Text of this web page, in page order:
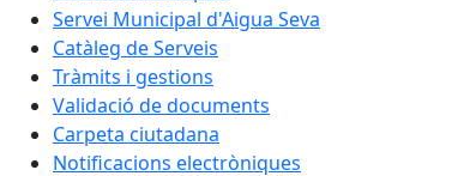
Servei Municipal d'Aigua Seva
Catàleg de Serveis
Tràmits i gestions
Validació de documents
Carpeta ciutadana
Notificacions electròniques